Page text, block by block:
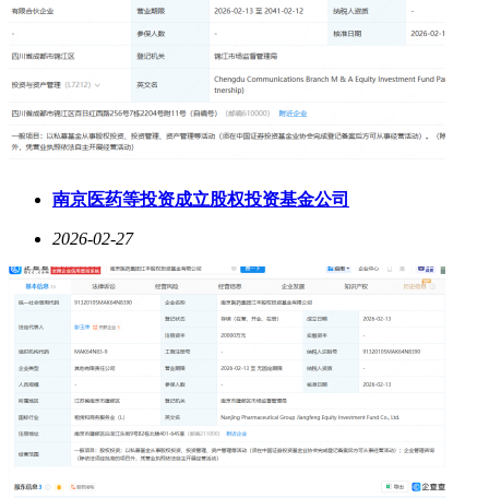
南京医药等投资成立股权投资基金公司
2026-02-27